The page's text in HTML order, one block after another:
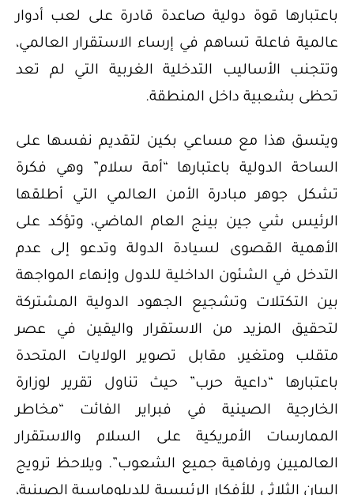
باعتبارها قوة دولية صاعدة قادرة على لعب أدوار
عالمية فاعلة تساهم في إرساء الاستقرار العالمي،
وتتجنب الأساليب التدخلية الغربية التي لم تعد
تحظى بشعبية داخل المنطقة.
ويتسق هذا مع مساعي بكين لتقديم نفسها على
الساحة الدولية باعتبارها “أمة سلام” وهي فكرة
تشكل جوهر مبادرة الأمن العالمي التي أطلقها
الرئيس شي جين بينج العام الماضي، وتؤكد على
الأهمية القصوى لسيادة الدولة وتدعو إلى عدم
التدخل في الشئون الداخلية للدول وإنهاء المواجهة
بين التكتلات وتشجيع الجهود الدولية المشتركة
لتحقيق المزيد من الاستقرار واليقين في عصر
متقلب ومتغير، مقابل تصوير الولايات المتحدة
باعتبارها “داعية حرب” حيث تناول تقرير لوزارة
الخارجية الصينية في فبراير الفائت “مخاطر
الممارسات الأمريكية على السلام والاستقرار
العالميين ورفاهية جميع الشعوب”. ويلاحظ ترويج